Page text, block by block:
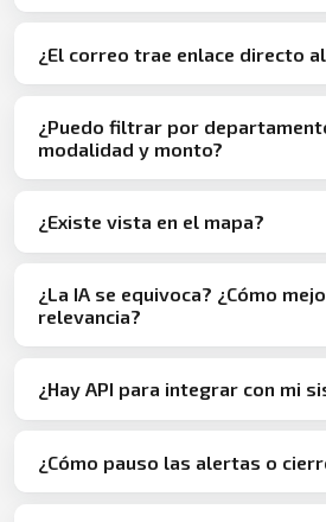
¿El correo trae enlace directo
¿Puedo filtrar por
modalidad y monto?
¿Existe vista en el mapa?
¿La IA se equivoca? ¿Cómo
relevancia?
¿Hay API para integrar con mi
¿Cómo pauso las alertas o